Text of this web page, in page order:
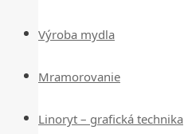
Výroba mydla
Mramorovanie
Linoryt – grafická technika